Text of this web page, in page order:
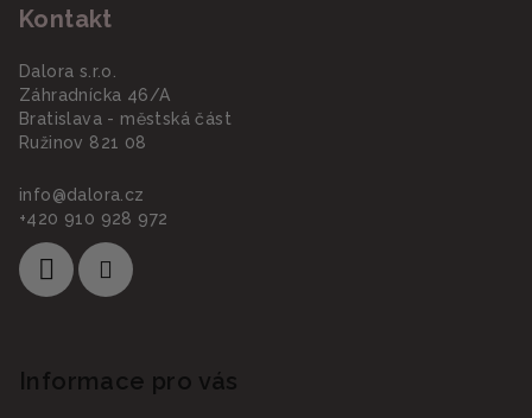
Kontakt
Dalora s.r.o.
Záhradnícka 46/A
Bratislava - městská část
Ružinov 821 08
info@dalora.cz
+420 910 928 972
Informace pro vás